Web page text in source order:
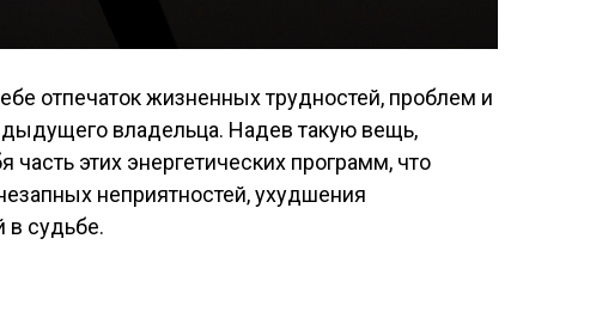
отпечаток жизненных трудностей, проблем и
владельца. Надев такую вещь,
часть этих энергетических программ, что
неприятностей, ухудшения
в судьбе.